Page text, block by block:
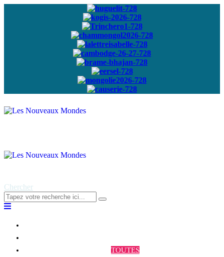
Abonnez-vous à
Chercher
TOUTES